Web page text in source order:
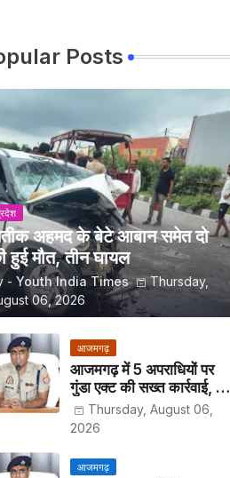
Posts
अहमद के बेटे आबान समेत दो
हुई मौत, तीन घायल
- Youth India Times
Thursday,
06, 2026
आजमगढ़
आजमगढ़ में 5 अपराधियों पर
गुंडा एक्ट की सख्त कार्रवाई, अब
हर पखवाड़े थाने में लगानी होगी
हाजिरी
Thursday, August 06,
2026
आजमगढ़